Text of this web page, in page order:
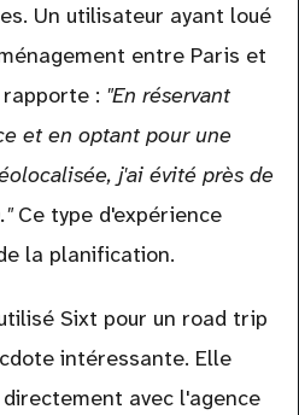
Un utilisateur ayant loué
entre Paris et
: "En réservant
et en optant pour une
j'ai évité près de
Ce type d'expérience
la planification.
Sixt pour un road trip
intéressante. Elle
avec l'agence